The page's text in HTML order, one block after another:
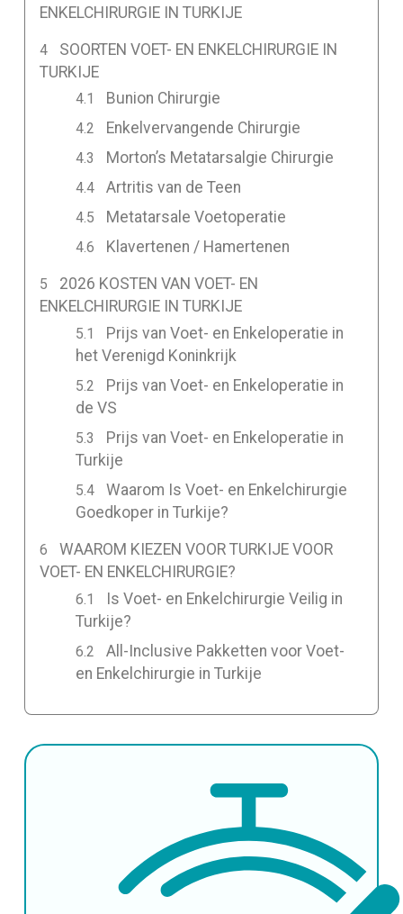
ENKELCHIRURGIE IN TURKIJE
SOORTEN VOET- EN ENKELCHIRURGIE IN
TURKIJE
Bunion Chirurgie
Enkelvervangende Chirurgie
Morton’s Metatarsalgie Chirurgie
Artritis van de Teen
Metatarsale Voetoperatie
Klavertenen / Hamertenen
2026 KOSTEN VAN VOET- EN
ENKELCHIRURGIE IN TURKIJE
Prijs van Voet- en Enkeloperatie in
het Verenigd Koninkrijk
Prijs van Voet- en Enkeloperatie in
de VS
Prijs van Voet- en Enkeloperatie in
Turkije
Waarom Is Voet- en Enkelchirurgie
Goedkoper in Turkije?
WAAROM KIEZEN VOOR TURKIJE VOOR
VOET- EN ENKELCHIRURGIE?
Is Voet- en Enkelchirurgie Veilig in
Turkije?
All-Inclusive Pakketten voor Voet-
en Enkelchirurgie in Turkije